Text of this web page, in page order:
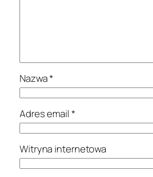
Nazwa*
Adres email*
Witryna internetowa